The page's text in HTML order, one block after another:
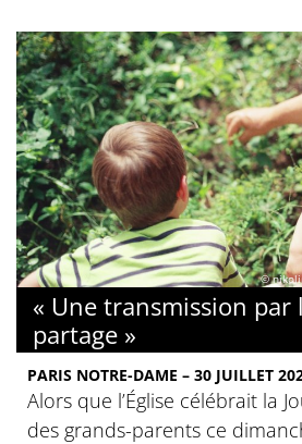
©
« Une transmission par
partage »
PARIS NOTRE-DAME – 30 JUILLET
Alors que l’Église célébrait la
des grands-parents ce